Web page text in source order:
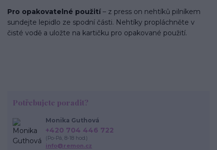
Pro opakovatelné použití– z press on nehtíků pilníkem
sundejte lepidlo ze spodní části. Nehtíky propláchněte v
čisté vodě a uložte na kartičku pro opakované použití.
Potřebujete poradit?
Monika Guthová
+420 704 446 722
(Po-Pá, 8-18 hod.)
info@remon.cz